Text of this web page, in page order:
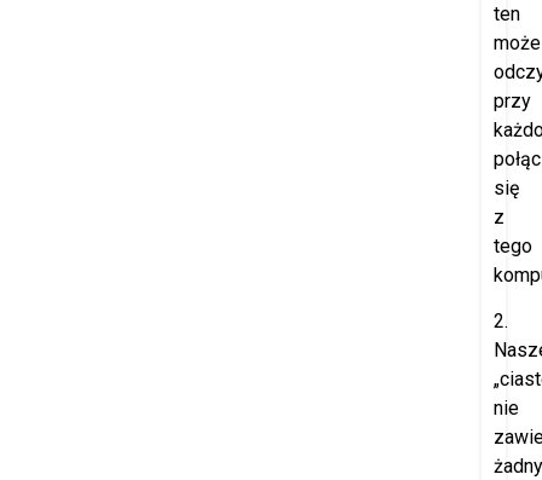
ten
może
przy
się
z
tego
2.
nie